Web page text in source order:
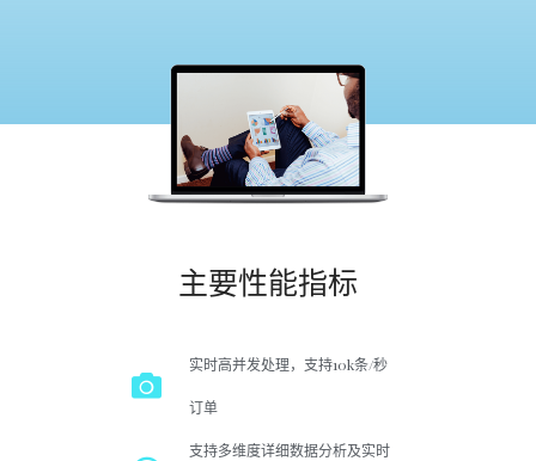
主要性能指标
实时高并发处理，支持10k条/秒
订单
支持多维度详细数据分析及实时